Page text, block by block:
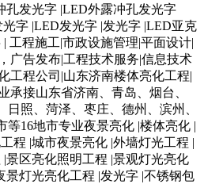
孔发光字 |LED外露冲孔发光字
字 |LED发光字 |发光字 |LED亚克
工程施工|市政设施管理|平面设计|
广告发布|工程技术服务|信息技术
工程公司|山东济南楼体亮化工程|
承接山东省济南、青岛、烟台、
日照、菏泽、枣庄、德州、滨州、
等16地市专业夜景亮化 |楼体亮化 |
程 |城市夜景亮化 |外墙灯光工程 |
景区亮化照明工程 |景观灯光亮化
景灯光亮化工程 |发光字 |不锈钢包